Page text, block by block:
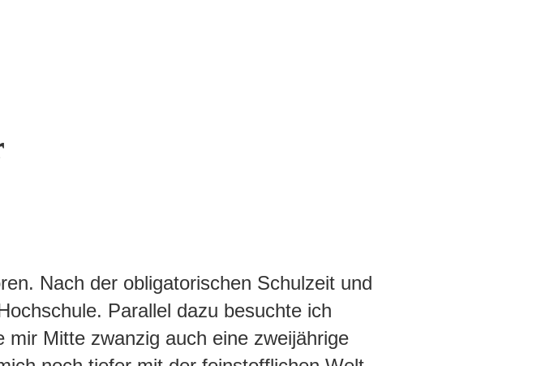
Nach der obligatorischen Schulzeit und
Parallel dazu besuchte ich
Mitte zwanzig auch eine zweijährige